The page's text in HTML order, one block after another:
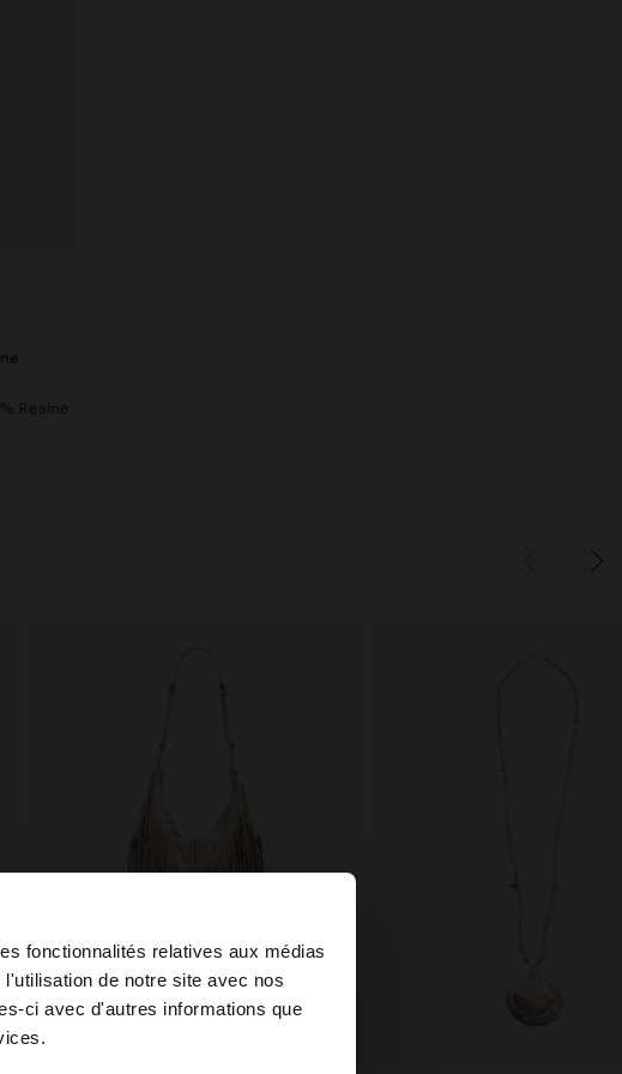
fonctionnalités relatives aux médias
de notre site avec nos
ci avec d'autres informations que
×
au United States?
Résine